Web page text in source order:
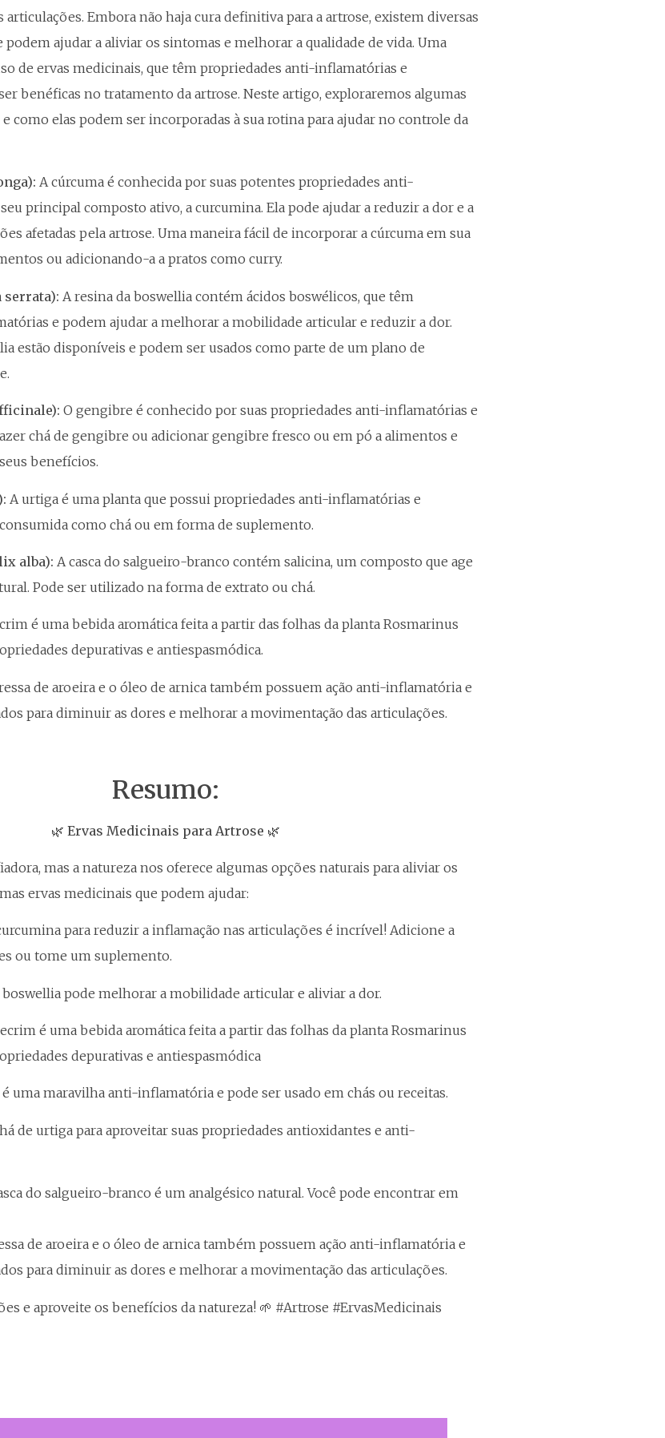
Embora não haja cura definitiva para a artrose, existem diversas
podem ajudar a aliviar os sintomas e melhorar a qualidade de vida. Uma
de ervas medicinais, que têm propriedades anti-inflamatórias e
benéficas no tratamento da artrose. Neste artigo, exploraremos algumas
como elas podem ser incorporadas à sua rotina para ajudar no controle da
A cúrcuma é conhecida por suas potentes propriedades anti-
principal composto ativo, a curcumina. Ela pode ajudar a reduzir a dor e a
afetadas pela artrose. Uma maneira fácil de incorporar a cúrcuma em sua
ou adicionando-a a pratos como curry.
serrata): A resina da boswellia contém ácidos boswélicos, que têm
e podem ajudar a melhorar a mobilidade articular e reduzir a dor.
estão disponíveis e podem ser usados como parte de um plano de
O gengibre é conhecido por suas propriedades anti-inflamatórias e
chá de gengibre ou adicionar gengibre fresco ou em pó a alimentos e
benefícios.
A urtiga é uma planta que possui propriedades anti-inflamatórias e
como chá ou em forma de suplemento.
alba): A casca do salgueiro-branco contém salicina, um composto que age
Pode ser utilizado na forma de extrato ou chá.
é uma bebida aromática feita a partir das folhas da planta Rosmarinus
depurativas e antiespasmódica.
de aroeira e o óleo de arnica também possuem ação anti-inflamatória e
para diminuir as dores e melhorar a movimentação das articulações.
Resumo:
🌿 Ervas Medicinais para Artrose 🌿
mas a natureza nos oferece algumas opções naturais para aliviar os
ervas medicinais que podem ajudar:
para reduzir a inflamação nas articulações é incrível! Adicione a
ou tome um suplemento.
boswellia pode melhorar a mobilidade articular e aliviar a dor.
é uma bebida aromática feita a partir das folhas da planta Rosmarinus
depurativas e antiespasmódica
uma maravilha anti-inflamatória e pode ser usado em chás ou receitas.
de urtiga para aproveitar suas propriedades antioxidantes e anti-
do salgueiro-branco é um analgésico natural. Você pode encontrar em
de aroeira e o óleo de arnica também possuem ação anti-inflamatória e
para diminuir as dores e melhorar a movimentação das articulações.
e aproveite os benefícios da natureza! 🌱 #Artrose #ErvasMedicinais